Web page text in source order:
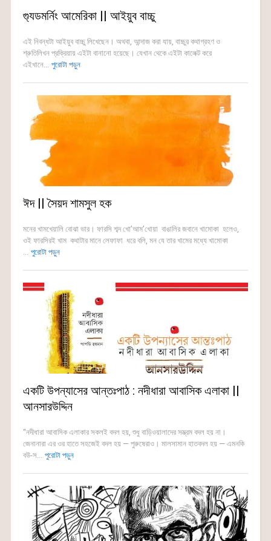
গ্যুডমর্নিং আমেরিকা || আইয়ুব বাচ্চু
এই নিবন্ধটা আইয়ুব বাচ্চু লিখেছেন। অথবা, আন্দাজ করা যায়, বাচ্চুর কথাগ্রহণ ও
শ্রুতিলিখন প্রক্রিয়ায় এইটা বানানো হয়েছে। যেখান থেকে এইটা কালেক্ট করে
এইখানে... পুরোটা পড়ুন
ঈদ || সৈয়দ শামসুল হক
মনের খামখেয়ালি বোঝা ভার। ফারসি শব্দ খো’আম’খোয়া বাঙালির জবানে খামোকা হলেও,
ওই ফারসিরই খাম কথাটার মানে লেফাফা ধরে বলি, মন যে তার খামের মধ্যে খামোকা
... পুরোটা পড়ুন
একটি উপন্যাসের আন্তঃপাঠ : নদীধারা আবাসিক এলাকা ||
আনসারউদ্দিন
“নদীধারা আবাসিক এলাকার সকলই বদল হয়, শুধু বাড়িওয়ালাদের সম্ভ্রম বদল হয় না।
জেনানারা এর ওর হাতে সহজেই বদল হয় — পুরুষেরাও। মালসামান হাতবদল হয় — এমনকি
বউ-স... পুরোটা পড়ুন